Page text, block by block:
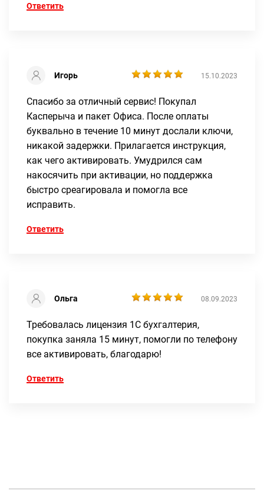
Ответить
Игорь 15.10.2023
Спасибо за отличный сервис! Покупал
Касперыча и пакет Офиса. После оплаты
буквально в течение 10 минут дослали ключи,
никакой задержки. Прилагается инструкция,
как чего активировать. Умудрился сам
накосячить при активации, но поддержка
быстро среагировала и помогла все
исправить.
Ответить
Ольга 08.09.2023
Требовалась лицензия 1С бухгалтерия,
покупка заняла 15 минут, помогли по телефону
все активировать, благодарю!
Ответить